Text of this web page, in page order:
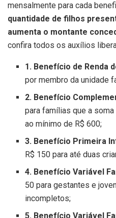
mensalmente para cada
quantidade de filhos
aumenta o montante
confira todos os auxílios
1. Benefício de Renda
por membro da unidade
2. Benefício
para famílias que a
ao mínimo de R$ 600;
3. Benefício Primeira
R$ 150 para até duas
4. Benefício Variável
50 para gestantes e
incompletos;
5. Benefício Variável